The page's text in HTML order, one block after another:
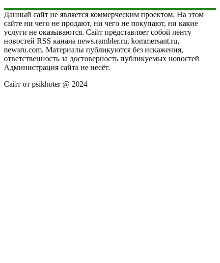
Данный сайт не является коммерческим проектом. На этом
сайте ни чего не продают, ни чего не покупают, ни какие
услуги не оказываются. Сайт представляет собой ленту
новостей RSS канала news.rambler.ru, kommersant.ru,
newsru.com. Материалы публикуются без искажения,
ответственность за достоверность публикуемых новостей
Администрация сайта не несёт.
Сайт от psikhoter @ 2024